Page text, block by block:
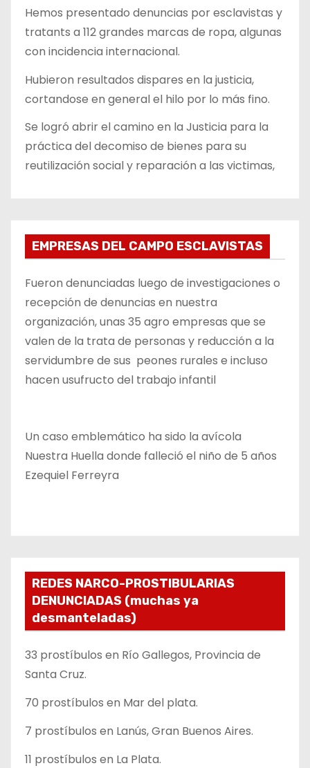
Hemos presentado denuncias por esclavistas y
tratants a 112 grandes marcas de ropa, algunas
con incidencia internacional.
Hubieron resultados dispares en la justicia,
cortandose en general el hilo por lo más fino.
Se logró abrir el camino en la Justicia para la
práctica del decomiso de bienes para su
reutilización social y reparación a las victimas,
EMPRESAS DEL CAMPO ESCLAVISTAS
Fueron denunciadas luego de investigaciones o
recepción de denuncias en nuestra
organización, unas 35 agro empresas que se
valen de la trata de personas y reducción a la
servidumbre de sus peones rurales e incluso
hacen usufructo del trabajo infantil
Un caso emblemático ha sido la avícola
Nuestra Huella donde falleció el niño de 5 años
Ezequiel Ferreyra
REDES NARCO-PROSTIBULARIAS
DENUNCIADAS (muchas ya
desmanteladas)
33 prostíbulos en Río Gallegos, Provincia de
Santa Cruz.
70 prostíbulos en Mar del plata.
7 prostíbulos en Lanús, Gran Buenos Aires.
11 prostíbulos en La Plata.